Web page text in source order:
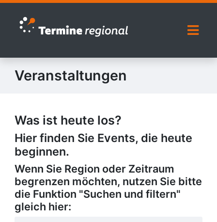
Zur Navigation springen
Zum Inhalt springen
Veranstaltungen
Was ist heute los?
Hier finden Sie Events, die heute
beginnen.
Wenn Sie Region oder Zeitraum
begrenzen möchten, nutzen Sie bitte
die Funktion "Suchen und filtern"
gleich hier: